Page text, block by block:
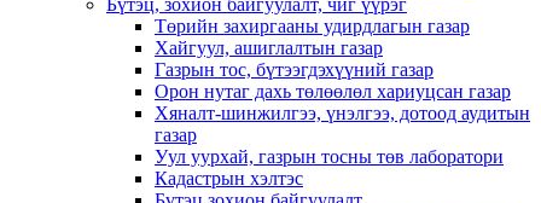
Бүтэц, зохион байгуулалт, чиг үүрэг
Төрийн захиргааны удирдлагын газар
Хайгуул, ашиглалтын газар
Газрын тос, бүтээгдэхүүний газар
Орон нутаг дахь төлөөлөл хариуцсан газар
Хяналт-шинжилгээ, үнэлгээ, дотоод аудитын
газар
Уул уурхай, газрын тосны төв лаборатори
Кадастрын хэлтэс